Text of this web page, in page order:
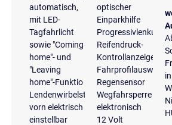
automatisch,
mit LED-
Tagfahrlicht
sowie "Coming
home"- und
"Leaving
home"-Funktio
Lendenwirbelstützen
vorn elektrisch
einstellbar
optischer
Einparkhilfe
Progressivlenkung
Reifendruck-
Kontrollanzeige
Fahrprofilauswahl
Regensensor
Wegfahrsperre
elektronisch
12 Volt
in